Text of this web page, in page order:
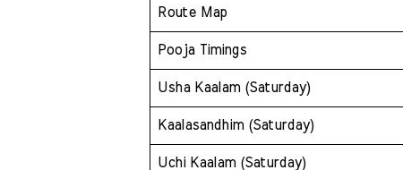
Route Map
Pooja Timings
Usha Kaalam (Saturday)
Kaalasandhim (Saturday)
Uchi Kaalam (Saturday)